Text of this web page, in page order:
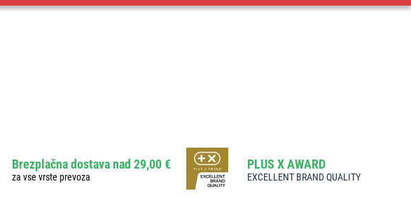
Brezplačna dostava nad 29,00 €
za vse vrste prevoza
PLUS X AWARD
EXCELLENT BRAND QUALITY